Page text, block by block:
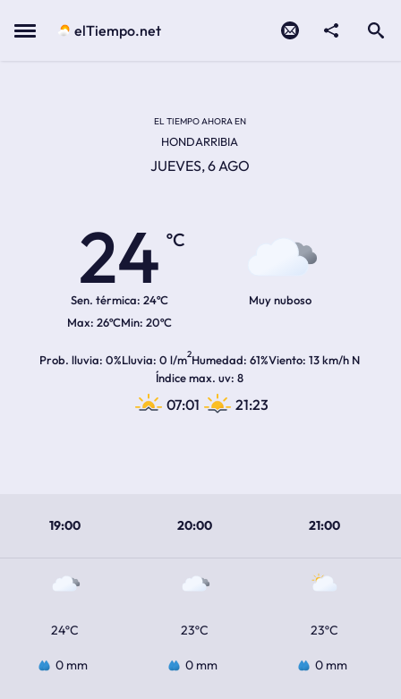
Menu elTiempo.net
EL TIEMPO AHORA EN
HONDARRIBIA
JUEVES, 6 AGO
24
ºC
Sen. térmica: 24ºC
26ºC 20ºC
Muy nuboso
Prob. lluvia 0%Lluvia 0 l/m2Humedad 61%Viento 13 km/h N
Índice max. uv 8
07:01 21:23
19:00 20:00 21:00
24ºC 23ºC 23ºC
0 mm 0 mm 0 mm